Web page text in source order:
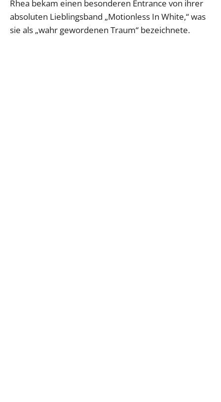
Rhea bekam einen besonderen Entrance von ihrer
absoluten Lieblingsband „Motionless In White,“ was
sie als „wahr gewordenen Traum“ bezeichnete.